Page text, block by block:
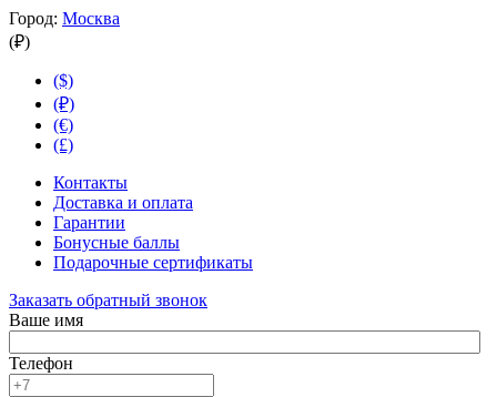
Город: Москва
(₽)
($)
(₽)
(€)
(£)
Контакты
Доставка и оплата
Гарантии
Бонусные баллы
Подарочные сертификаты
Заказать обратный звонок
Ваше имя
Телефон